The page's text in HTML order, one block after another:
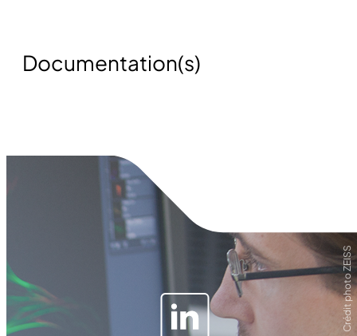
Documentation(s)
Crédit photo ZEISS